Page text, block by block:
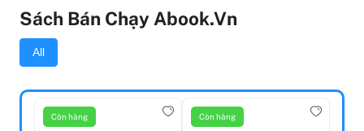
Sách Bán Chạy Abook.vn
All
Còn hàng Còn hàng